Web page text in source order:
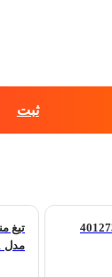
ثبت
تیغ
مدل 305261